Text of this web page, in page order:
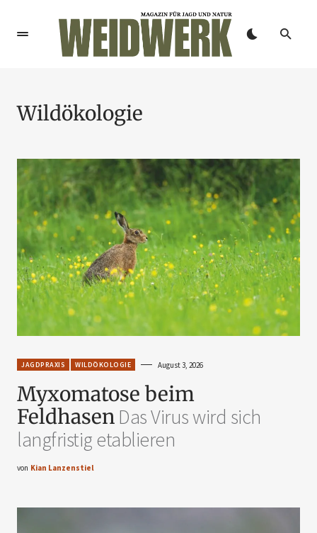
Wildökologie
JAGDPRAXIS WILDÖKOLOGIE August 3, 2026
Myxomatose beim
FeldhasenDas Virus wird sich
langfristig etablieren
von Kian Lanzenstiel